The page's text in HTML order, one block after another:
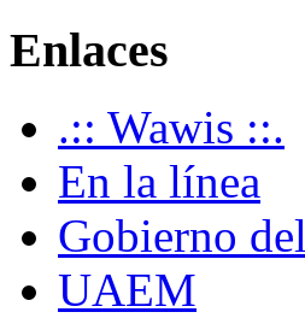
Enlaces
.:: Wawis ::.
En la línea
Gobierno
UAEM